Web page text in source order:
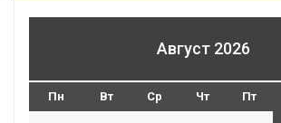
Август 2026
Пн Вт Ср Чт Пт